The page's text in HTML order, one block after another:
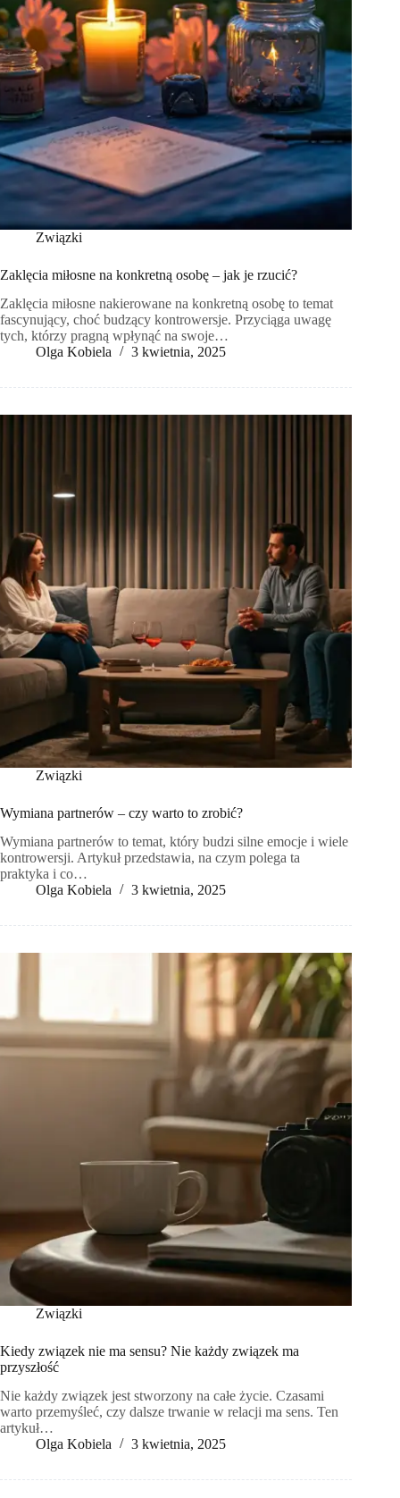
Związki
Zaklęcia miłosne na konkretną osobę – jak je rzucić?
Zaklęcia miłosne nakierowane na konkretną osobę to temat
fascynujący, choć budzący kontrowersje. Przyciąga uwagę
tych, którzy pragną wpłynąć na swoje…
Olga Kobiela
3 kwietnia, 2025
Związki
Wymiana partnerów – czy warto to zrobić?
Wymiana partnerów to temat, który budzi silne emocje i wiele
kontrowersji. Artykuł przedstawia, na czym polega ta
praktyka i co…
Olga Kobiela
3 kwietnia, 2025
Związki
Kiedy związek nie ma sensu? Nie każdy związek ma
przyszłość
Nie każdy związek jest stworzony na całe życie. Czasami
warto przemyśleć, czy dalsze trwanie w relacji ma sens. Ten
artykuł…
Olga Kobiela
3 kwietnia, 2025